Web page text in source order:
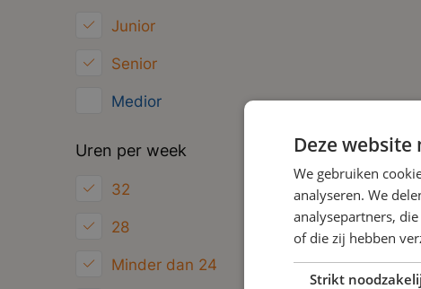
Junior
Senior
Medior
Uren per week
32
28
Minder dan 24
Deze
We gebruiken
analyseren. We
analysepartners,
of die zij hebben
Strikt